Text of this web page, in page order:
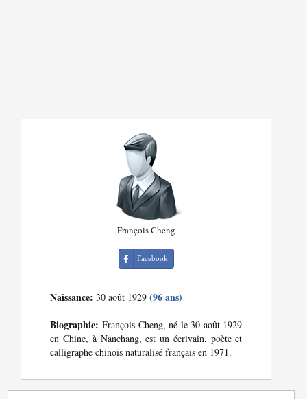
François Cheng
Facebook
Naissance: 30 août 1929(96 ans)
Biographie: François Cheng, né le 30 août 1929
en Chine, à Nanchang, est un écrivain, poète et
calligraphe chinois naturalisé français en 1971.